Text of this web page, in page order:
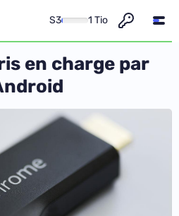
S3 1 Tio
en charge par